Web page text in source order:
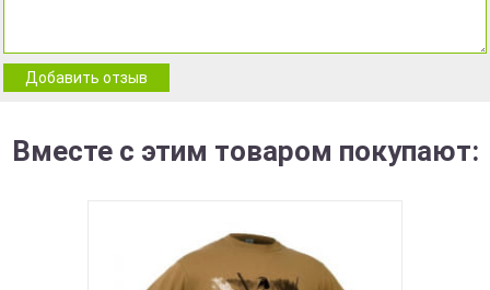
Добавить отзыв
Вместе с этим товаром покупают: